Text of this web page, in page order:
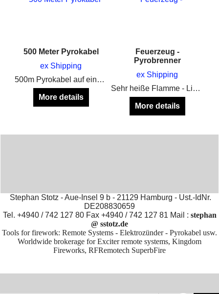
500 Meter Pyrokabel
ex Shipping
500m Pyrokabel auf einer stabilen Rolle, zum verlängern von Elektrozündern
More details
Feuerzeug -
Pyrobrenner
ex Shipping
Sehr heiße Flamme - Liegt gut in der Hand - Nachfüllbar mit normalem Feuerzeuggas
More details
Stephan Stotz - Aue-Insel 9 b - 21129 Hamburg - Ust.-IdNr.
DE208830659
Tel. +4940 / 742 127 80 Fax +4940 / 742 127 81 Mail : stephan
@ sstotz.de
Tools for firework: Remote Systems - Elektrozünder - Pyrokabel usw.
Worldwide brokerage for Exciter remote systems, Kingdom
Fireworks, RFRemotech SuperbFire